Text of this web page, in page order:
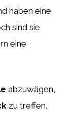
haben eine
sind sie
eine
abzuwägen,
zu treffen.